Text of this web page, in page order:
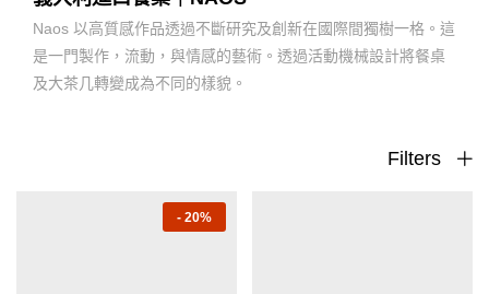
Naos 以高質感作品透過不斷研究及創新在國際間獨樹一格。這
是一門製作，流動，與情感的藝術。透過活動機械設計將餐桌
及大茶几轉變成為不同的樣貌。
Filters
- 20%